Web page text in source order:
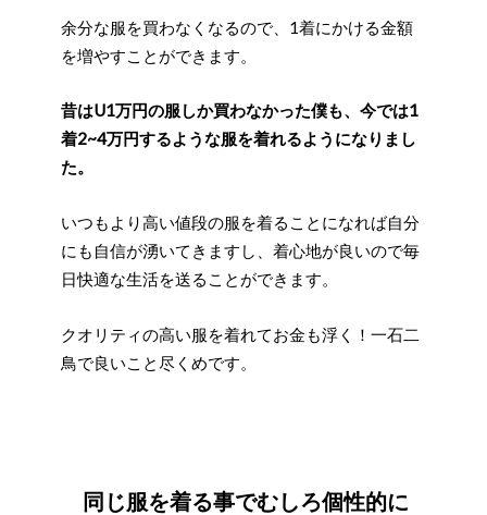
余分な服を買わなくなるので、1着にかける金額
を増やすことができます。
昔はU1万円の服しか買わなかった僕も、今では1
着2~4万円するような服を着れるようになりまし
た。
いつもより高い値段の服を着ることになれば自分
にも自信が湧いてきますし、着心地が良いので毎
日快適な生活を送ることができます。
クオリティの高い服を着れてお金も浮く！一石二
鳥で良いこと尽くめです。
同じ服を着る事でむしろ個性的に